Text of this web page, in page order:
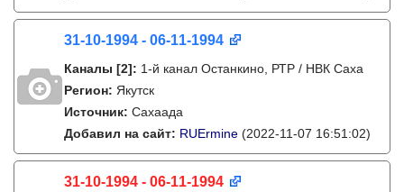
31-10-1994 - 06-11-1994
Каналы [2]: 1-й канал Останкино, РТР / НВК Саха
Регион: Якутск
Источник: Сахаада
Добавил на сайт: RUErmine (2022-11-07 16:51:02)
31-10-1994 - 06-11-1994